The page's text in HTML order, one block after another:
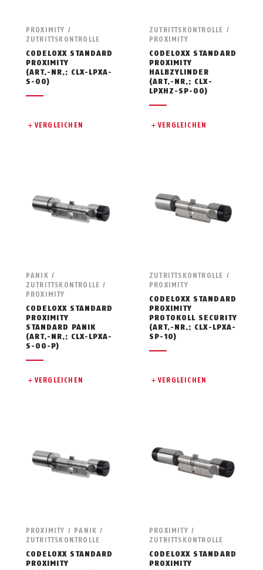
PROXIMITY /
ZUTRITTSKONTROLLE
CODELOXX STANDARD
PROXIMITY
(ART.-NR.: CLX-LPXA-
S-00)
VERGLEICHEN
ZUTRITTSKONTROLLE /
PROXIMITY
CODELOXX STANDARD
PROXIMITY
HALBZYLINDER
(ART.-NR.: CLX-
LPXHZ-SP-00)
VERGLEICHEN
PANIK /
ZUTRITTSKONTROLLE /
PROXIMITY
CODELOXX STANDARD
PROXIMITY
STANDARD PANIK
(ART.-NR.: CLX-LPXA-
S-00-P)
VERGLEICHEN
ZUTRITTSKONTROLLE /
PROXIMITY
CODELOXX STANDARD
PROXIMITY
PROTOKOLL SECURITY
(ART.-NR.: CLX-LPXA-
SP-10)
VERGLEICHEN
PROXIMITY / PANIK /
ZUTRITTSKONTROLLE
CODELOXX STANDARD
PROXIMITY
PROXIMITY /
ZUTRITTSKONTROLLE
CODELOXX STANDARD
PROXIMITY